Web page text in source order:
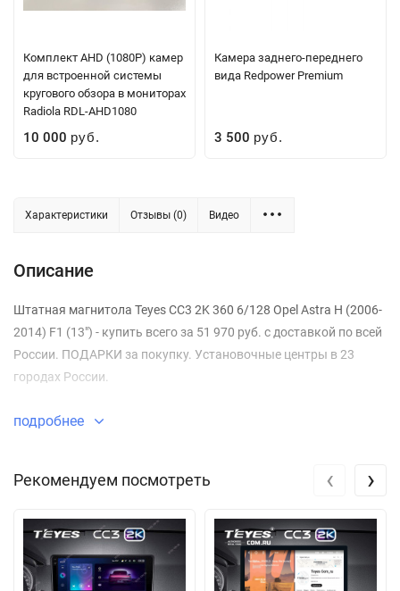
Комплект AHD (1080P) камер
для встроенной системы
кругового обзора в мониторах
Radiola RDL-AHD1080
10 000 руб.
Камера заднего-переднего
вида Redpower Premium
3 500 руб.
Характеристики Отзывы (0) Видео
Описание
Штатная магнитола Teyes CC3 2K 360 6/128 Opel Astra H (2006-
2014) F1 (13") - купить всего за 51 970 руб. с доставкой по всей
России. ПОДАРКИ за покупку. Установочные центры в 23
городах России.
подробнее
Рекомендуем посмотреть ‹ ›